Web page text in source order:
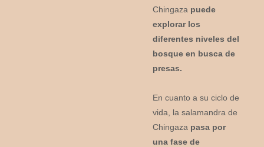
Chingaza puede
explorar los
diferentes niveles del
bosque en busca de
presas.
En cuanto a su ciclo de
vida, la salamandra de
Chingaza pasa por
una fase de